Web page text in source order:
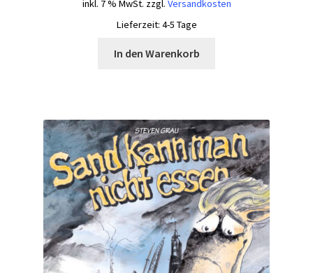
inkl. 7 % MwSt. zzgl. Versandkosten
Lieferzeit: 4-5 Tage
In den Warenkorb